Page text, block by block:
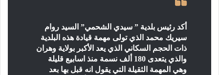
أكد رئيس بلدية ” سيدي الشحمي” السيد روام
سيريك محمد الذي تولى مهمة قيادة هذه البلدية
ذات الحجم السكاني الذي يعد الأكبر بولاية وهران
والذي يتعدى 180 ألف نسمة منذ اسابيع قليلة
وهي المهمة الثقيلة التي يقول انه قبل بها بعد